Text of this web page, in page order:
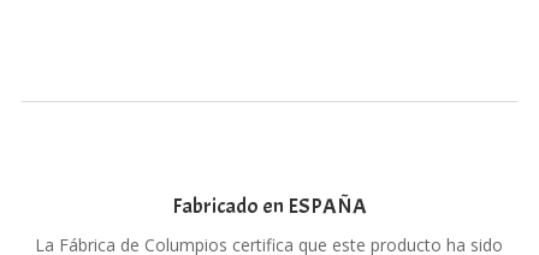
Fabricado en ESPAÑA
La Fábrica de Columpios certifica que este producto ha sido